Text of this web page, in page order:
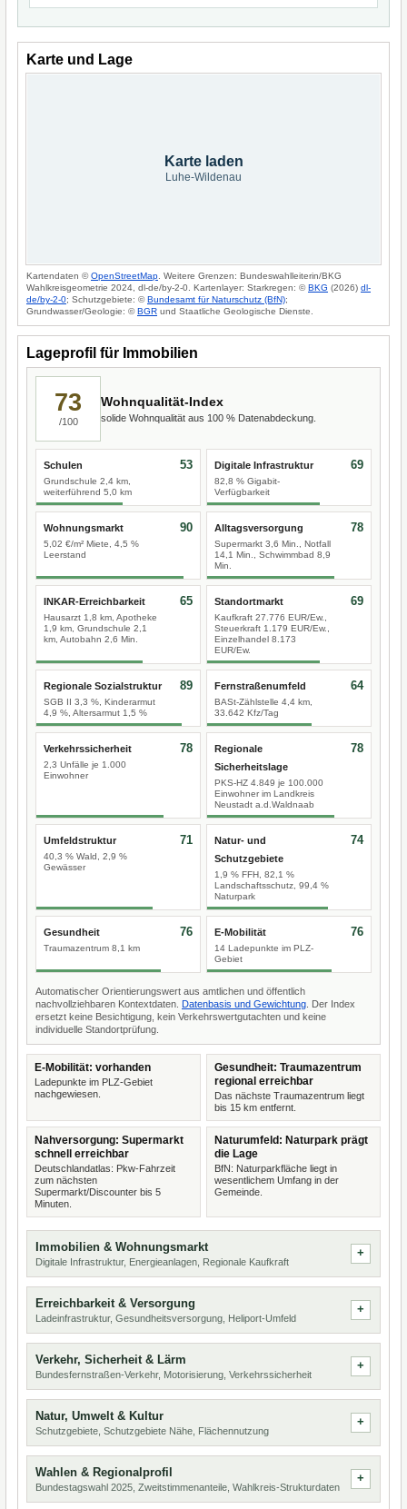
Karte und Lage
Karte laden
Luhe-Wildenau
Kartendaten ©OpenStreetMap . Weitere Grenzen: Bundeswahlleiterin/BKG
Wahlkreisgeometrie 2024, dl-de/by-2-0. Kartenlayer: Starkregen: ©BKG (2026) dl-
de/by-2-0; Schutzgebiete: ©Bundesamt für Naturschutz (BfN);
Grundwasser/Geologie: ©BGR und Staatliche Geologische Dienste.
Lageprofil für Immobilien
73
/100
Wohnqualität-Index
solide Wohnqualität aus 100 % Datenabdeckung.
Schulen
Grundschule 2,4 km,
weiterführend 5,0 km
53 Digitale Infrastruktur
82,8 % Gigabit-
Verfügbarkeit
69
Wohnungsmarkt
5,02 €/m² Miete, 4,5 %
Leerstand
90 Alltagsversorgung
Supermarkt 3,6 Min., Notfall
14,1 Min., Schwimmbad 8,9
Min.
78
INKAR-Erreichbarkeit
Hausarzt 1,8 km, Apotheke
1,9 km, Grundschule 2,1
km, Autobahn 2,6 Min.
65 Standortmarkt
Kaufkraft 27.776 EUR/Ew.,
Steuerkraft 1.179 EUR/Ew.,
Einzelhandel 8.173
EUR/Ew.
69
Regionale Sozialstruktur
SGB II 3,3 %, Kinderarmut
4,9 %, Altersarmut 1,5 %
89 Fernstraßenumfeld
BASt-Zählstelle 4,4 km,
33.642 Kfz/Tag
64
Verkehrssicherheit
2,3 Unfälle je 1.000
Einwohner
78
Regionale
Sicherheitslage
PKS-HZ 4.849 je 100.000
Einwohner im Landkreis
Neustadt a.d.Waldnaab
78
Umfeldstruktur
40,3 % Wald, 2,9 %
Gewässer
71
Natur- und
Schutzgebiete
1,9 % FFH, 82,1 %
Landschaftsschutz, 99,4 %
Naturpark
74
Gesundheit
Traumazentrum 8,1 km
76 E-Mobilität
14 Ladepunkte im PLZ-
Gebiet
76
Automatischer Orientierungswert aus amtlichen und öffentlich
nachvollziehbaren Kontextdaten. Datenbasis und Gewichtung . Der Index
ersetzt keine Besichtigung, kein Verkehrswertgutachten und keine
individuelle Standortprüfung.
E-Mobilität: vorhanden
Ladepunkte im PLZ-Gebiet
nachgewiesen.
Gesundheit: Traumazentrum
regional erreichbar
Das nächste Traumazentrum liegt
bis 15 km entfernt.
Nahversorgung: Supermarkt
schnell erreichbar
Deutschlandatlas: Pkw-Fahrzeit
zum nächsten
Supermarkt/Discounter bis 5
Minuten.
Naturumfeld: Naturpark prägt
die Lage
BfN: Naturparkfläche liegt in
wesentlichem Umfang in der
Gemeinde.
Immobilien & Wohnungsmarkt
Digitale Infrastruktur, Energieanlagen, Regionale Kaufkraft
Erreichbarkeit & Versorgung
Ladeinfrastruktur, Gesundheitsversorgung, Heliport-Umfeld
Verkehr, Sicherheit & Lärm
Bundesfernstraßen-Verkehr, Motorisierung, Verkehrssicherheit
Natur, Umwelt & Kultur
Schutzgebiete, Schutzgebiete Nähe, Flächennutzung
Wahlen & Regionalprofil
Bundestagswahl 2025, Zweitstimmenanteile, Wahlkreis-Strukturdaten